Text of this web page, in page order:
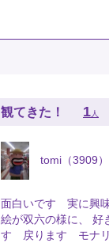
観てきた！ 1 人
tomi（3909）
面白いです 実に興
絵が双六の様に、 好
す 戻ります モナリ